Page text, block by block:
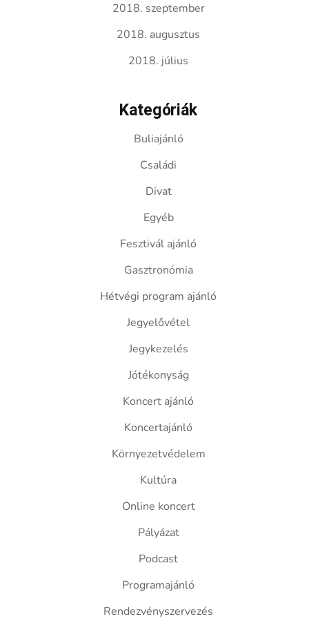
2018. szeptember
2018. augusztus
2018. július
Kategóriák
Buliajánló
Családi
Divat
Egyéb
Fesztivál ajánló
Gasztronómia
Hétvégi program ajánló
Jegyelővétel
Jegykezelés
Jótékonyság
Koncert ajánló
Koncertajánló
Környezetvédelem
Kultúra
Online koncert
Pályázat
Podcast
Programajánló
Rendezvényszervezés